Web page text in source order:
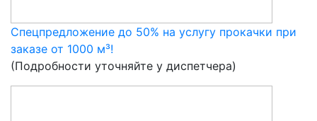
Спецпредложение до 50% на услугу прокачки при
заказе от 1000 м³!
(Подробности уточняйте у диспетчера)